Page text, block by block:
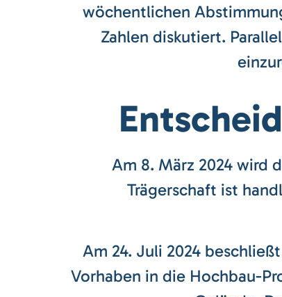
wöchentlichen
Zahlen diskutiert.
Am 8. März 2024 wird
Trägerschaft ist
Am 24. Juli 2024
Vorhaben in die Hochbau-